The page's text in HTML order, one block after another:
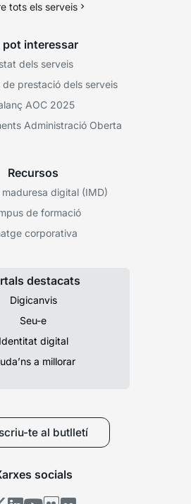
tots els serveis
pot interessar
dels serveis
de prestació dels serveis
AOC 2025
Administració Oberta
Recursos
digital (IMD)
de formació
corporativa
destacats
Digicanvis
Seu-e
Identitat digital
a millorar
te al butlletí
socials